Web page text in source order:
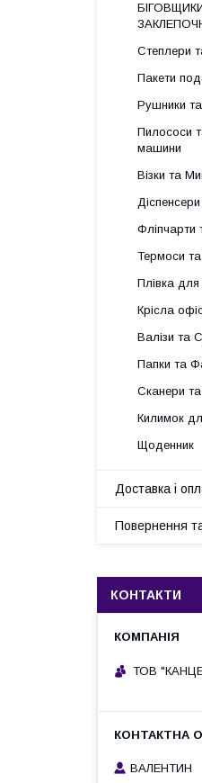
Степлери
Пакети
Рушники
Пилососи
машини
Візки та
Фліпчарти
Термоси
Плівка для
Крісла
Валізи та
Папки та
Сканери
Килимок
Щоденник
Доставка і
Повернення
КОНТАКТИ
ТОВ
ВАЛЕНТИН